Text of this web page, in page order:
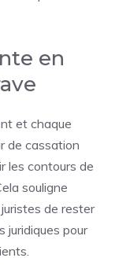
en
et chaque
de cassation
les contours de
souligne
de rester
juridiques pour